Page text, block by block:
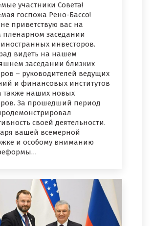
участники Совета!
госпожа Рено-Бассо!
приветствую вас на
пленарном заседании
иностранных инвесторов.
видеть на нашем
заседании близких
– руководителей ведущих
и финансовых институтов
также наших новых
За прошедший период
своей деятельности.
вашей всемерной
и особому вниманию